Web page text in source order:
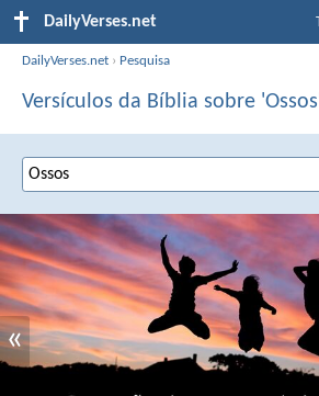
DailyVerses.net
DailyVerses.net › Pesquisa
Versículos da Bíblia sobre
«